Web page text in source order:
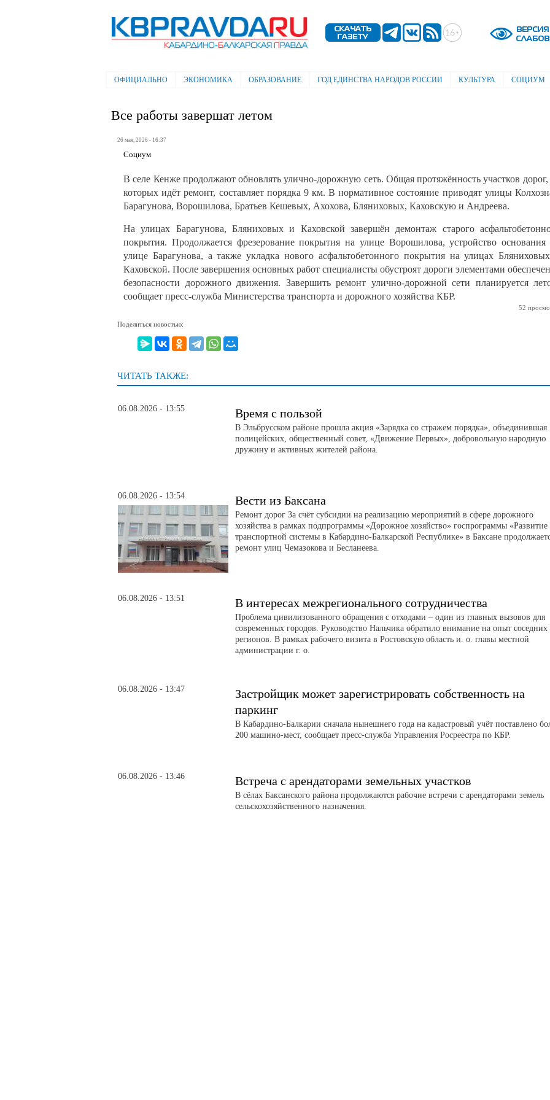
содержанию
Электронная газета "Кабардино-
Балкарская правда"
Главное меню
ОФИЦИАЛЬНО ЭКОНОМИКА ОБРАЗОВАНИЕ ГОД ЕДИНСТВА НАРОДОВ РОССИИ КУЛЬТУРА СОЦИУМ
Все работы завершат летом
26 мая, 2026 - 16:37
Социум
В селе Кенже продолжают обновлять улично-дорожную сеть. Общая протяжённость участков дорог,
которых идёт ремонт, составляет порядка 9 км. В нормативное состояние приводят улицы
Барагунова, Ворошилова, Братьев Кешевых, Ахохова, Бляниховых, Каховскую и Андреева.
На улицах Барагунова, Бляниховых и Каховской завершён демонтаж старого
покрытия. Продолжается фрезерование покрытия на улице Ворошилова, устройство основания
улице Барагунова, а также укладка нового асфальтобетонного покрытия на улицах
Каховской. После завершения основных работ специалисты обустроят дороги элементами
безопасности дорожного движения. Завершить ремонт улично-дорожной сети планируется
сообщает пресс-служба Министерства транспорта и дорожного хозяйства КБР.
52
Поделиться новостью:
ЧИТАТЬ ТАКЖЕ:
06.08.2026 - 13:55 Время с пользой
В Эльбрусском районе прошла акция «Зарядка со стражем порядка», объединившая
полицейских, общественный совет, «Движение Первых», добровольную народную
дружину и активных жителей района.
06.08.2026 - 13:54 Вести из Баксана
Ремонт дорог За счёт субсидии на реализацию мероприятий в сфере дорожного
хозяйства в рамках подпрограммы «Дорожное хозяйство» госпрограммы «Развитие
транспортной системы в Кабардино-Балкарской Республике» в Баксане
ремонт улиц Чемазокова и Бесланеева.
06.08.2026 - 13:51 В интересах межрегионального сотрудничества
Проблема цивилизованного обращения с отходами – один из главных вызовов для
современных городов. Руководство Нальчика обратило внимание на опыт соседних
регионов. В рамках рабочего визита в Ростовскую область и. о. главы местной
администрации г. о.
06.08.2026 - 13:47
Застройщик может зарегистрировать собственность на
паркинг
В Кабардино-Балкарии сначала нынешнего года на кадастровый учёт поставлено
200 машино-мест, сообщает пресс-служба Управления Росреестра по КБР.
06.08.2026 - 13:46 Встреча с арендаторами земельных участков
В сёлах Баксанского района продолжаются рабочие встречи с арендаторами земель
сельскохозяйственного назначения.